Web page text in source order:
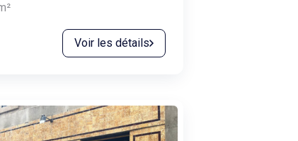
Voir les détails